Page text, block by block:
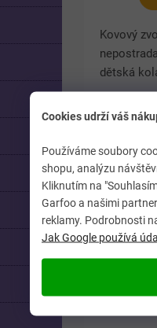
Cookies udrží váš
Používáme soubory
shopu, analýzu
Kliknutím na
Garfoo a našimi
reklamy. Podrobnosti
Jak Google používá
Kovový
dětská
Plní velmi
funkci -